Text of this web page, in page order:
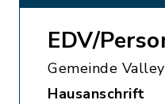
EDV/
Gemeinde Valley
Hausanschrift